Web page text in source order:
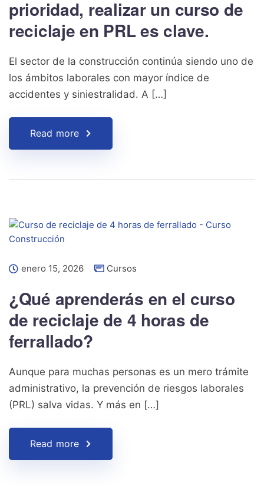
prioridad, realizar un curso de
reciclaje en PRL es clave.
El sector de la construcción continúa siendo uno de
los ámbitos laborales con mayor índice de
accidentes y siniestralidad. A […]
Read more
enero 15, 2026 Cursos
¿Qué aprenderás en el curso
de reciclaje de 4 horas de
ferrallado?
Aunque para muchas personas es un mero trámite
administrativo, la prevención de riesgos laborales
(PRL) salva vidas. Y más en […]
Read more